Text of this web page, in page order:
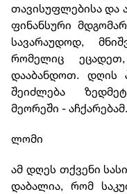
თავისუფლებისა და
ფინანსური
სავარაუდოდ,
რომელიც
დააბანდოთ. დღის
შეიძლება
მეორეში - აჩქარებამ.
ლომი
ამ დღეს თქვენი
დაბალია, რომ